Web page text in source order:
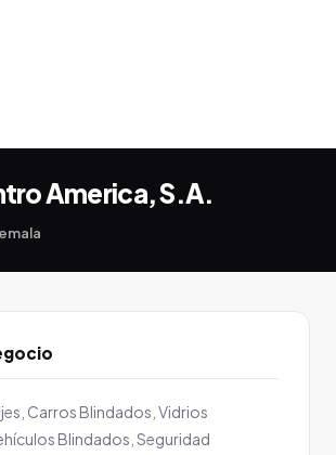
America, S.A.
Carros Blindados, Vidrios
Blindados, Seguridad